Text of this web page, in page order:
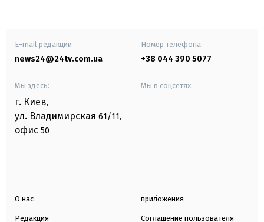
E-mail редакции
news24@24tv.com.ua
Номер телефона:
+38 044 390 5077
Мы здесь:
г. Киев,
ул. Владимирская 61/11,
офис 50
Мы в соцсетях:
О нас
Редакция
приложения
Соглашение пользователя